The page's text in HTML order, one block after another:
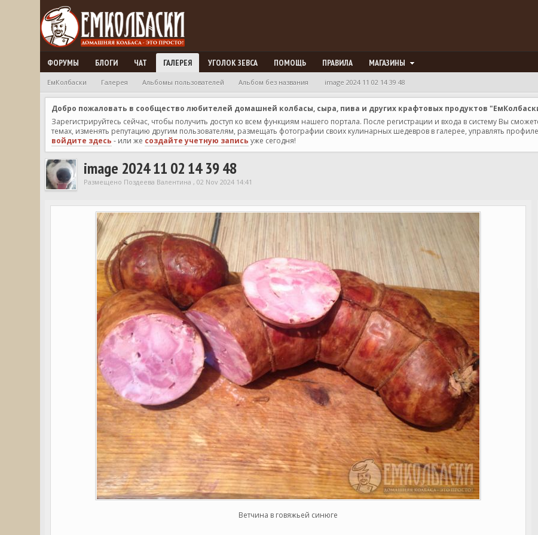
ФОРУМЫ БЛОГИ ЧАТ ГАЛЕРЕЯ УГОЛОК ЗЕВСА ПОМОЩЬ ПРАВИЛА МАГАЗИНЫ
ЕмКолбаски Галерея Альбомы пользователей Альбом без названия image 2024 11 02 14 39 48
Добро пожаловать в сообщество любителей домашней колбасы, сыра, пива и других крафтовых продуктов
Зарегистрируйтесь сейчас, чтобы получить доступ ко всем функциям нашего портала. После регистрации и входа в систему Вы
темах, изменять репутацию другим пользователям, размещать фотографии своих кулинарных шедевров в галерее, управлять
войдите здесь - или же создайте учетную запись уже сегодня!
image 2024 11 02 14 39 48
Размещено Поздеева Валентина , 02 Nov 2024 14:41
Ветчина в говяжьей синюге